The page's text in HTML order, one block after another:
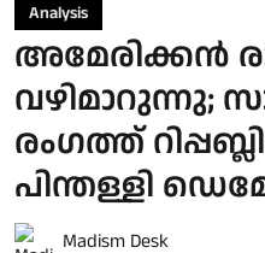
Analysis
അമേരിക്കൻ
വഴിമാറുന്നു;
രംഗത്ത്
പിന്തള്ളി
Madism Desk